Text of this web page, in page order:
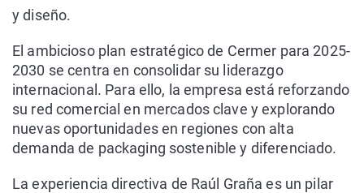
y diseño.
El ambicioso plan estratégico de Cermer para 2025-
2030 se centra en consolidar su liderazgo
internacional. Para ello, la empresa está reforzando
su red comercial en mercados clave y explorando
nuevas oportunidades en regiones con alta
demanda de packaging sostenible y diferenciado.
La experiencia directiva de Raúl Graña es un pilar